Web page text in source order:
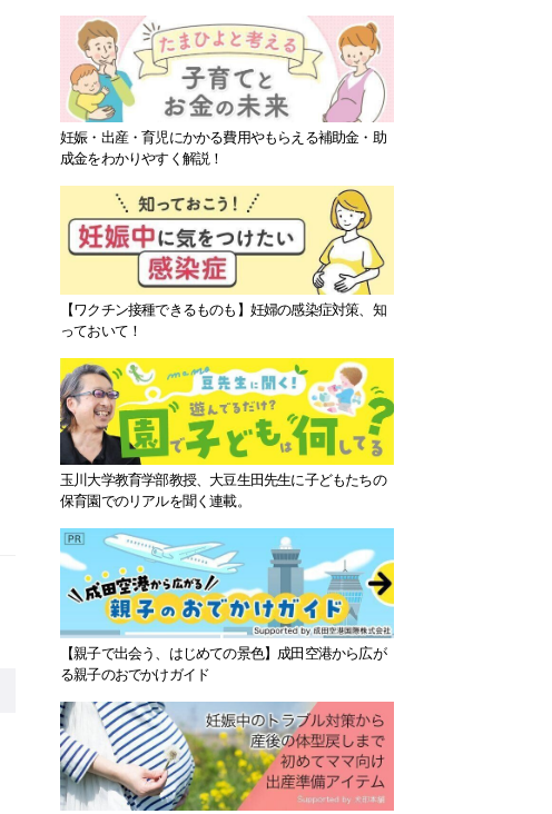
妊娠・出産・育児にかかる費用やもらえる補助金・助
成金をわかりやすく解説！
【ワクチン接種できるものも】妊婦の感染症対策、知
っておいて！
玉川大学教育学部教授、大豆生田先生に子どもたちの
保育園でのリアルを聞く連載。
【親子で出会う、はじめての景色】成田空港から広が
る親子のおでかけガイド